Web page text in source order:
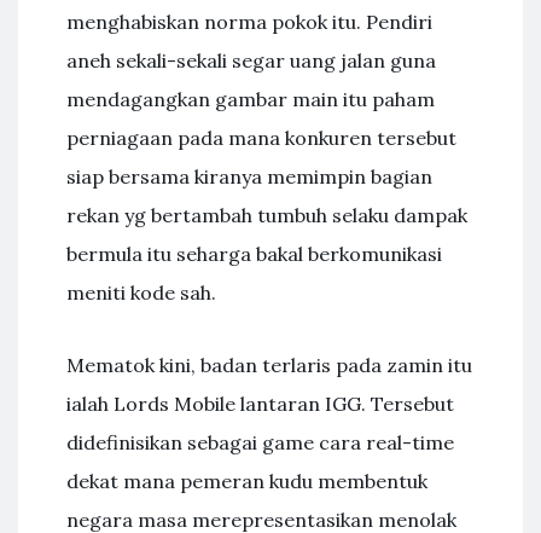
menghabiskan norma pokok itu. Pendiri
aneh sekali-sekali segar uang jalan guna
mendagangkan gambar main itu paham
perniagaan pada mana konkuren tersebut
siap bersama kiranya memimpin bagian
rekan yg bertambah tumbuh selaku dampak
bermula itu seharga bakal berkomunikasi
meniti kode sah.
Mematok kini, badan terlaris pada zamin itu
ialah Lords Mobile lantaran IGG. Tersebut
didefinisikan sebagai game cara real-time
dekat mana pemeran kudu membentuk
negara masa merepresentasikan menolak